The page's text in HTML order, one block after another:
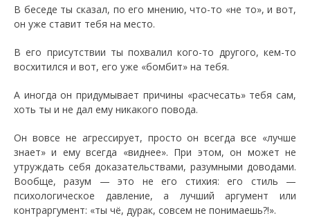
В беседе ты сказал, по его мнению, что-то «не то», и вот,
он уже ставит тебя на место.
В его присутствии ты похвалил кого-то другого, кем-то
восхитился и вот, его уже «бомбит» на тебя.
А иногда он придумывает причины «расчесать» тебя сам,
хоть ты и не дал ему никакого повода.
Он вовсе не агрессирует, просто он всегда все «лучше
знает» и ему всегда «виднее». При этом, он может не
утруждать себя доказательствами, разумными доводами.
Вообще, разум — это не его стихия: его стиль —
психологическое давление, а лучший аргумент или
контраргумент: «ты чё, дурак, совсем не понимаешь?!».